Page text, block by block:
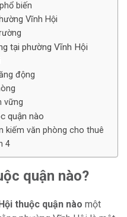
biến
Vĩnh Hội
tại phường Vĩnh Hội
động
vững
quận nào
kiếm văn phòng cho thuê
4
quận nào?
thuộc quận nào một